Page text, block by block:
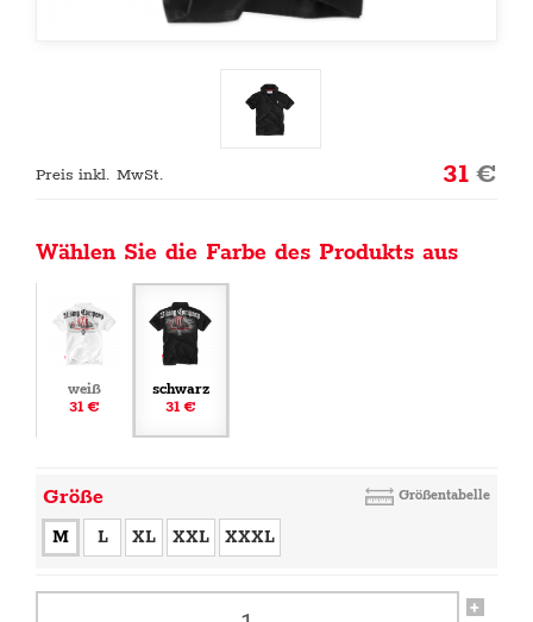
Preis inkl. MwSt. 31€
Wählen Sie die Farbe des Produkts aus
weiß
31 €
schwarz
31 €
Größe Größentabelle
M L XL XXL XXXL
+